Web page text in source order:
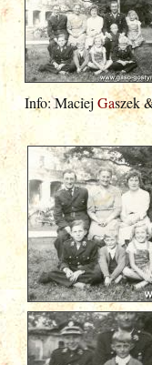
Info: Maciej Gaszek